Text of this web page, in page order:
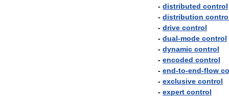
- distributed control
- distribution
- drive control
- dual-mode control
- dynamic control
- encoded control
- end-to-end-flow
- exclusive control
- expert control